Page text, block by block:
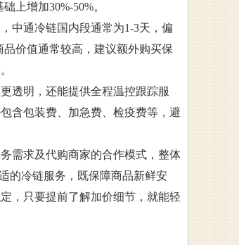
上增加30%-50%。
中通冷链国内段通常为1-3天，偏
价值通常较高，建议额外购买保
透明，还能提供全程温控跟踪服
含包装费、加急费、检疫费等，避
需求及代购商家的合作模式，整体
的冷链服务，既保障商品新鲜安
，只要提前了解加价细节，就能轻